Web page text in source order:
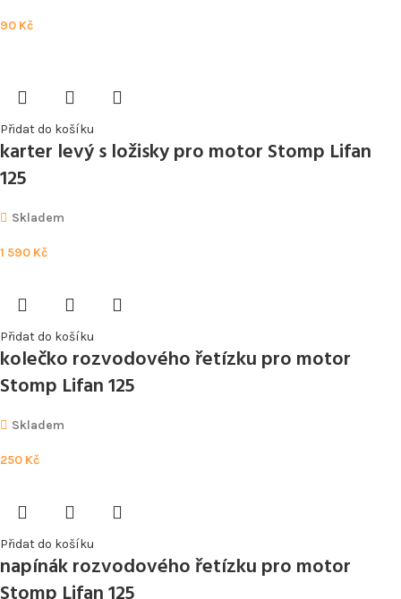
90 Kč
Přidat do košíku
karter levý s ložisky pro motor Stomp Lifan
125
Skladem
1 590 Kč
Přidat do košíku
kolečko rozvodového řetízku pro motor
Stomp Lifan 125
Skladem
250 Kč
Přidat do košíku
napínák rozvodového řetízku pro motor